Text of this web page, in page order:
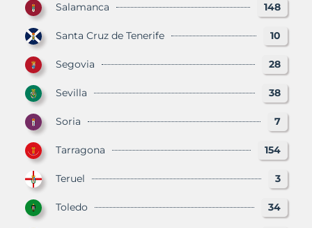
Salamanca 148
Santa Cruz de Tenerife 10
Segovia 28
Sevilla 38
Soria 7
Tarragona 154
Teruel 3
Toledo 34